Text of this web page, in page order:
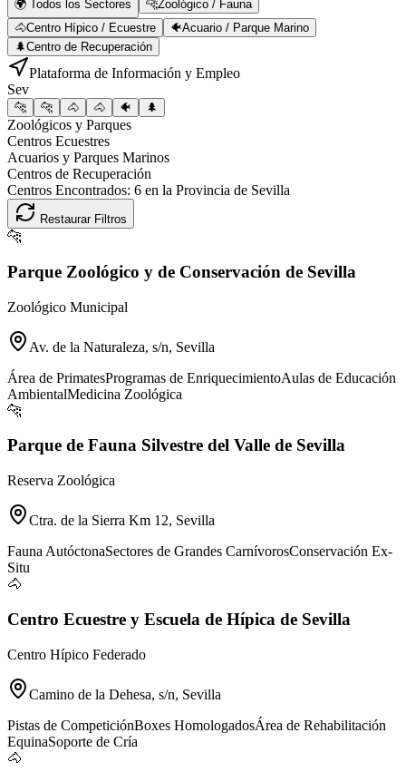
🌍 Todos los Sectores 🐆Zoológico / Fauna
🐴Centro Hípico / Ecuestre 🐠Acuario / Parque Marino
🌲Centro de Recuperación
Plataforma de Información y Empleo
Sev
🐆 🐆 🐴 🐴 🐠 🌲
Zoológicos y Parques
Centros Ecuestres
Acuarios y Parques Marinos
Centros de Recuperación
Centros Encontrados: 6 en la Provincia de Sevilla
Restaurar Filtros
🐆
Parque Zoológico y de Conservación de Sevilla
Zoológico Municipal
Av. de la Naturaleza, s/n, Sevilla
Área de PrimatesProgramas de EnriquecimientoAulas de Educación
AmbientalMedicina Zoológica
🐆
Parque de Fauna Silvestre del Valle de Sevilla
Reserva Zoológica
Ctra. de la Sierra Km 12, Sevilla
Fauna AutóctonaSectores de Grandes CarnívorosConservación Ex-
Situ
🐴
Centro Ecuestre y Escuela de Hípica de Sevilla
Centro Hípico Federado
Camino de la Dehesa, s/n, Sevilla
Pistas de CompeticiónBoxes HomologadosÁrea de Rehabilitación
EquinaSoporte de Cría
🐴